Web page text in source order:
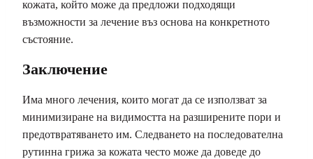
кожата, който може да предложи подходящи
възможности за лечение въз основа на конкретното
състояние.
Заключение
Има много лечения, които могат да се използват за
минимизиране на видимостта на разширените пори и
предотвратяването им. Следването на последователна
рутинна грижа за кожата често може да доведе до